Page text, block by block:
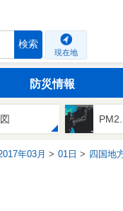
検索
現在地
防災情報
年03月 01日 四国地